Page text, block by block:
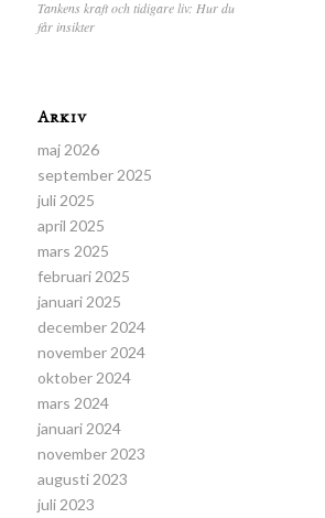
Tankens kraft och tidigare liv: Hur du
får insikter
Arkiv
maj 2026
september 2025
juli 2025
april 2025
mars 2025
februari 2025
januari 2025
december 2024
november 2024
oktober 2024
mars 2024
januari 2024
november 2023
augusti 2023
juli 2023